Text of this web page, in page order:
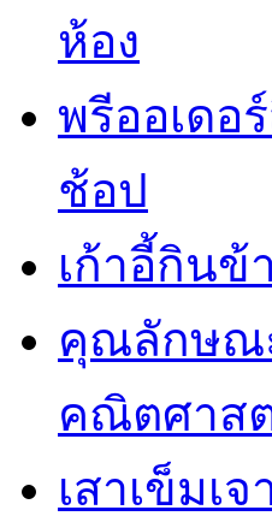
ห้อง
พรีออเด
ช้อป
เก้าอี้กิน
คุณลักษณ
คณิตศาส
เสาเข็มเ